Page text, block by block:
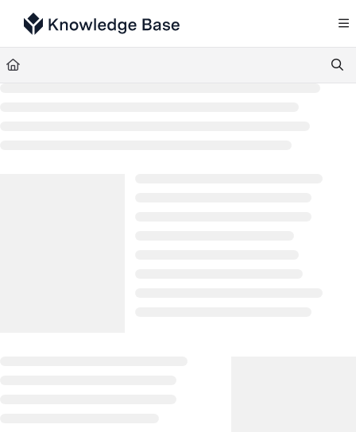
Documentation Index
Fetch the complete documentation index at:
Use this file to discover all available pages before exploring further.